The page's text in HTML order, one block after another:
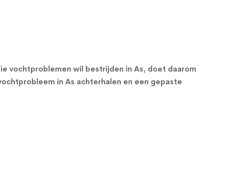
vochtproblemen wil bestrijden in As, doet daarom
in As achterhalen en een gepaste